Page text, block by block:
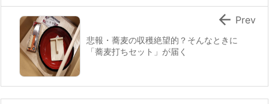
悲報・蕎麦の収穫絶望的？そんなときに
「蕎麦打ちセット」が届く
 Prev